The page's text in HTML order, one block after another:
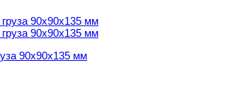
90х90х135 мм
90х90х135 мм